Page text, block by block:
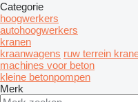
Categorie
hoogwerkers
autohoogwerkers
kranen
kraanwagens ruw terrein
machines voor beton
kleine betonpompen
Merk